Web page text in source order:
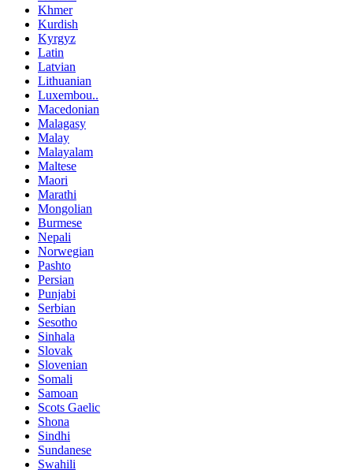
Khmer
Kurdish
Kyrgyz
Latin
Latvian
Lithuanian
Luxembou..
Macedonian
Malagasy
Malay
Malayalam
Maltese
Maori
Marathi
Mongolian
Burmese
Nepali
Norwegian
Pashto
Persian
Punjabi
Serbian
Sesotho
Sinhala
Slovak
Slovenian
Somali
Samoan
Scots Gaelic
Shona
Sindhi
Sundanese
Swahili